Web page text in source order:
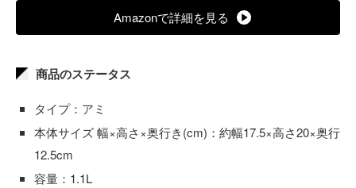
Amazonで詳細を見る
商品のステータス
タイプ：アミ
本体サイズ 幅×高さ×奥行き(cm)：約幅17.5×高さ20×奥行
12.5cm
容量：1.1L